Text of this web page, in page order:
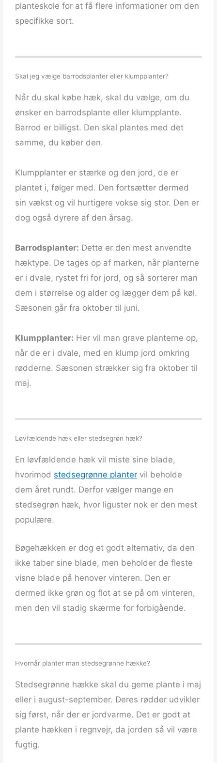
planteskole for at få flere informationer om den
specifikke sort.
Skal jeg vælge barrodsplanter eller klumpplanter?
Når du skal købe hæk, skal du vælge, om du
ønsker en barrodsplante eller klumpplante.
Barrod er billigst. Den skal plantes med det
samme, du køber den.
Klumpplanter er stærke og den jord, de er
plantet i, følger med. Den fortsætter dermed
sin vækst og vil hurtigere vokse sig stor. Den er
dog også dyrere af den årsag.
Barrodsplanter: Dette er den mest anvendte
hæktype. De tages op af marken, når planterne
er i dvale, rystet fri for jord, og så sorterer man
dem i størrelse og alder og lægger dem på køl.
Sæsonen går fra oktober til juni.
Klumpplanter: Her vil man grave planterne op,
når de er i dvale, med en klump jord omkring
rødderne. Sæsonen strækker sig fra oktober til
maj.
Løvfældende hæk eller stedsegrøn hæk?
En løvfældende hæk vil miste sine blade,
hvorimod stedsegrønne planter vil beholde
dem året rundt. Derfor vælger mange en
stedsegrøn hæk, hvor liguster nok er den mest
populære.
Bøgehækken er dog et godt alternativ, da den
ikke taber sine blade, men beholder de fleste
visne blade på henover vinteren. Den er
dermed ikke grøn og flot at se på om vinteren,
men den vil stadig skærme for forbigående.
Hvornår planter man stedsegrønne hække?
Stedsegrønne hække skal du gerne plante i maj
eller i august-september. Deres rødder udvikler
sig først, når der er jordvarme. Det er godt at
plante hækken i regnvejr, da jorden så vil være
fugtig.